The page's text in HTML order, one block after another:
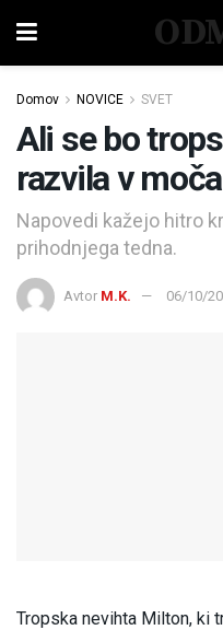
Domov NOVICE SVET
Ali se bo
razvila v
Napovedi kažejo hitro
prihodnjega tedna.
Avtor M.K. 06/10/
Tropska nevihta Milton, ki